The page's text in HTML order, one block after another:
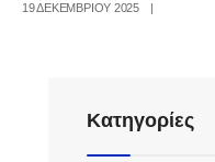
19 ΔΕΚΕΜΒΡΊΟΥ 2025 |
Kατηγορίες